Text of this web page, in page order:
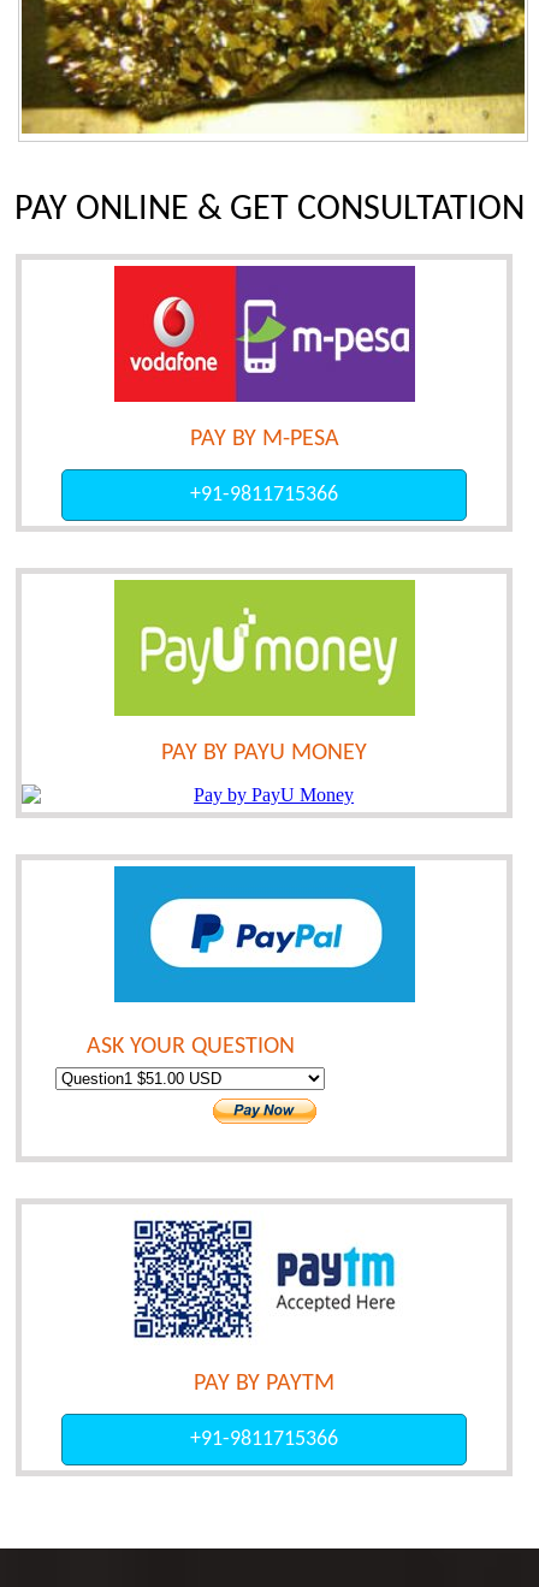
PAY ONLINE & GET CONSULTATION
PAY BY M-PESA
+91-9811715366
PAY BY PAYU MONEY
ASK YOUR QUESTION
PAY BY PAYTM
+91-9811715366